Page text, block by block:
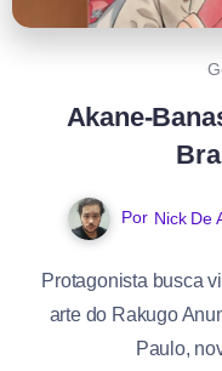
Akane-
Por Nick De
Protagonista busca
arte do Rakugo
Paulo,